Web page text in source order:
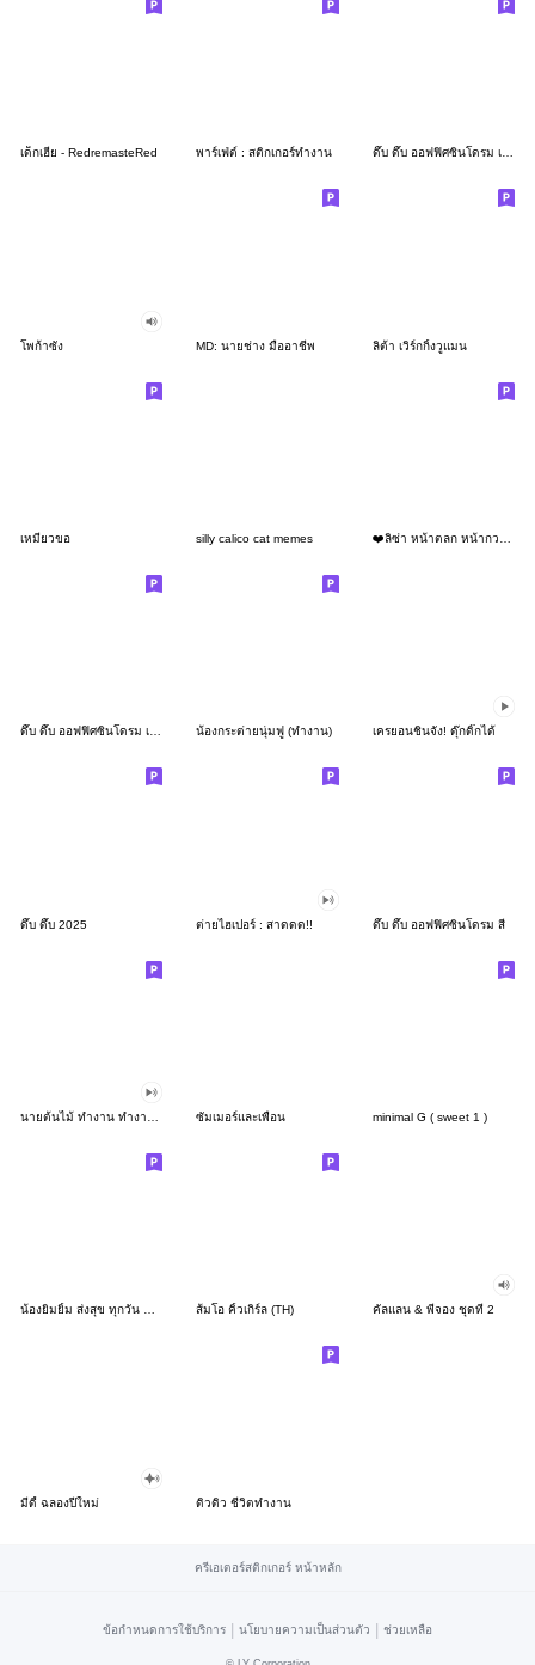
เด็กเฮีย - RedremasteRed พาร์เฟ่ต์ : สติกเกอร์ทำงาน ดึ๊บ ดึ๊บ ออฟฟิศซินโดรม เจ็ด
โพก้าซัง MD: นายช่าง มืออาชีพ ลิต้า เวิร์กกิ้งวูแมน
เหมียวขอ silly calico cat memes
ดึ๊บ ดึ๊บ ออฟฟิศซินโดรม เก้า น้องกระต่ายนุ่มฟู (ทำงาน) เครยอนชินจัง! ดุ๊กดิ๊กได้
ดึ๊บ ดึ๊บ 2025 ต่ายไฮเปอร์ : สาดดด!! ดึ๊บ ดึ๊บ ออฟฟิศซินโดรม สี่
ซัมเมอร์และเพื่อน minimal G ( sweet 1 )
น้องยิมยิ้ม ส่งสุข ทุกวัน CutePastel THA ส้มโอ คิ้วเกิร์ล (TH) คัลแลน & พี่จอง ชุดที่ 2
มีดี้ ฉลองปีใหม่ ดิวดิว ชีวิตทำงาน
ครีเอเตอร์สติกเกอร์ หน้าหลัก
ข้อกำหนดการใช้บริการ | นโยบายความเป็นส่วนตัว | ช่วยเหลือ